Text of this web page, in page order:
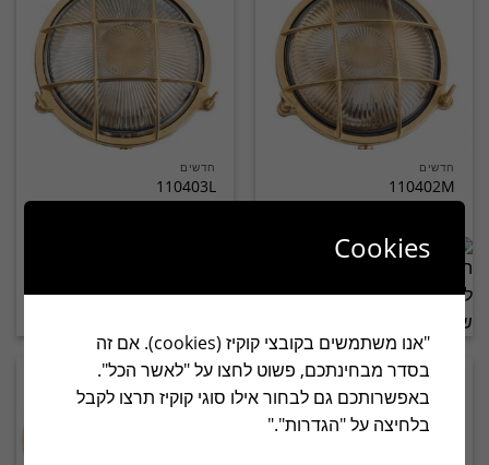
חדשים
110402M
חדשים
110403L
Cookies
"אנו משתמשים בקובצי קוקיז (cookies). אם זה
בסדר מבחינתכם, פשוט לחצו על "לאשר הכל".
באפשרותכם גם לבחור אילו סוגי קוקיז תרצו לקבל
בלחיצה על "הגדרות"."